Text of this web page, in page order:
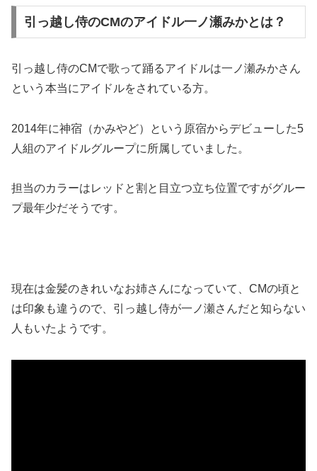
引っ越し侍のCMのアイドル一ノ瀬みかとは？
引っ越し侍のCMで歌って踊るアイドルは一ノ瀬みかさん
という本当にアイドルをされている方。
2014年に神宿（かみやど）という原宿からデビューした5
人組のアイドルグループに所属していました。
担当のカラーはレッドと割と目立つ立ち位置ですがグルー
プ最年少だそうです。
現在は金髪のきれいなお姉さんになっていて、CMの頃と
は印象も違うので、引っ越し侍が一ノ瀬さんだと知らない
人もいたようです。